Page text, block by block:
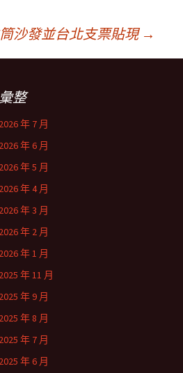
沙發並台北支票貼現 →
彙整
2026 年 7 月
2026 年 6 月
2026 年 5 月
2026 年 4 月
2026 年 3 月
2026 年 2 月
2026 年 1 月
2025 年 11 月
2025 年 9 月
2025 年 8 月
2025 年 7 月
2025 年 6 月